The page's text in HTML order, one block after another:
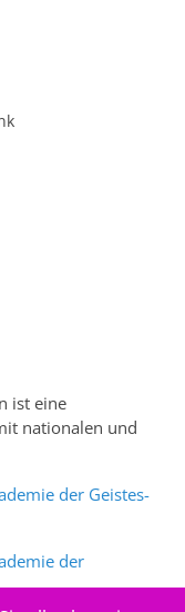
ist eine
nationalen und
der Geistes-
der